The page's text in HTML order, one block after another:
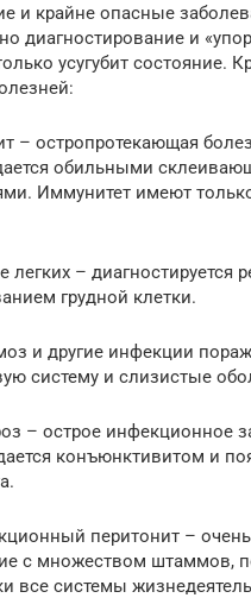
и крайне опасные
диагностирование и
усугубит состояние.
– остропротекающая
обильными
Иммунитет имеют
легких – диагностируется
грудной клетки.
и другие инфекции
систему и слизистые
– острое инфекционное
конъюнктивитом и
перитонит –
с множеством штаммов,
все системы